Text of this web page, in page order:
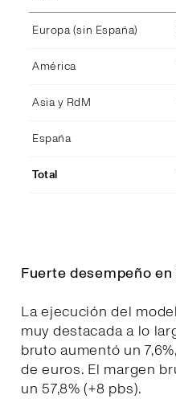
Europa (sin España)
América
Asia y RdM
España
Total
Fuerte desempeño
La ejecución del
muy destacada a lo
bruto aumentó un
de euros. El margen
un 57,8% (+8 pbs).